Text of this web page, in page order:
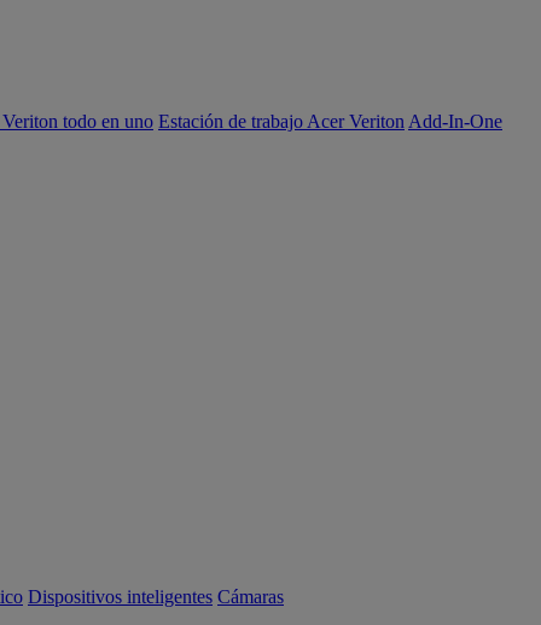
todo en uno Estación de trabajo Acer Veriton Add-In-One
Dispositivos inteligentes Cámaras